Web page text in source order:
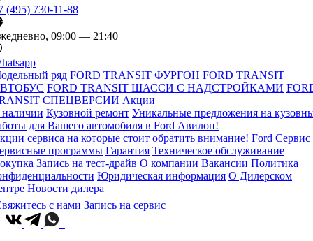
(495) 730-11-88
09:00 — 21:40
ряд FORD TRANSIT ФУРГОН FORD TRANSIT
FORD TRANSIT ШАССИ С НАДСТРОЙКАМИ
СПЕЦВЕРСИИ Акции
Кузовной ремонт Уникальные предложения на
для Вашего автомобиля в Ford Авилон!
сервиса на которые стоит обратить внимание! Ford Сервис
программы Гарантия Техническое обслуживание
Запись на тест-драйв О компании Вакансии Политика
Юридическая информация О Дилерском
Новости дилера
с нами Запись на сервис